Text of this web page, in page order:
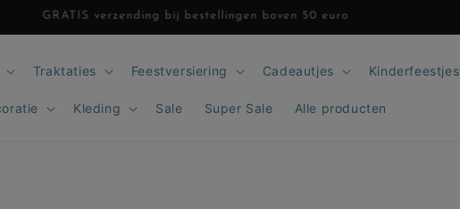
GRATIS verzending bij bestellingen boven 50 euro
Traktaties Feestversiering Cadeautjes Kinderfeestjes
Kleding Sale Super Sale Alle producten